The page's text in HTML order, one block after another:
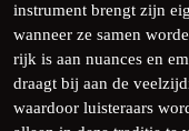
instrument brengt zijn
wanneer ze samen
rijk is aan nuances en
draagt bij aan de
waardoor luisteraars